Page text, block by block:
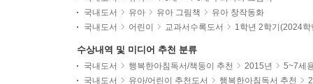
국내도서
유아 유아 그림책
유아 창작동화
국내도서
어린이 교과서수록도서 1학년 2학기(2024학
수상내역 및 미디어 추천 분류
국내도서 행복한아침독서/책둥이 추천 2015년
5~7세
국내도서
유아/어린이 추천도서 행복한아침독서 추천